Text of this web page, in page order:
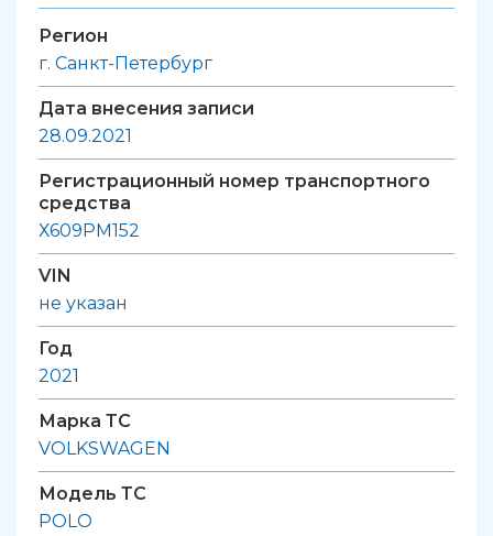
Регион
г. Санкт-Петербург
Дата внесения записи
28.09.2021
Регистрационный номер транспортного
средства
Х609РМ152
VIN
не указан
Год
2021
Марка ТС
VOLKSWAGEN
Модель ТС
POLO